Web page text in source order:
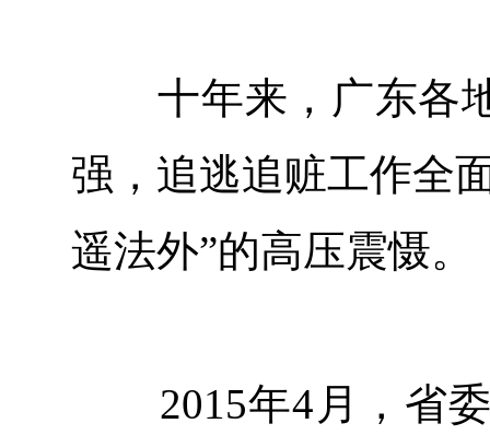
十年来，广东各地
强，追逃追赃工作全
遥法外”的高压震慑。
2015年4月，省委